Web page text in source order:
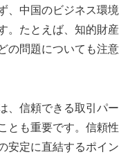
、中国のビジネス環境
。たとえば、知的財産
の問題についても注意
、信頼できる取引パー
とも重要です。信頼性
安定に直結するポイン